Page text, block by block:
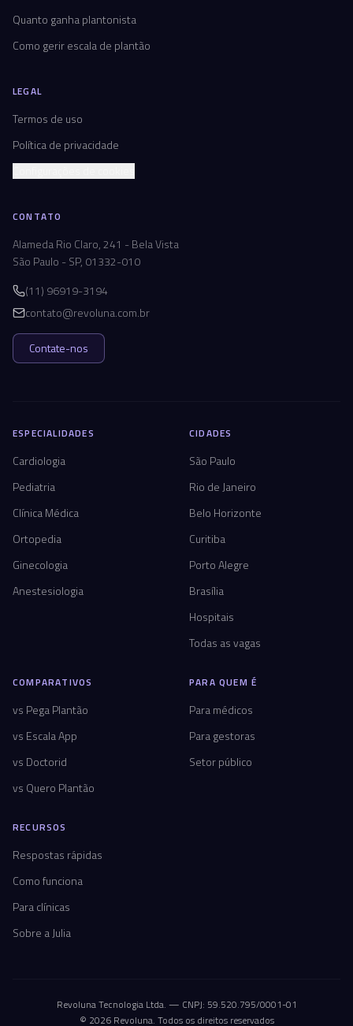
Quanto ganha plantonista
Como gerir escala de plantão
LEGAL
Termos de uso
Política de privacidade
CONTATO
Alameda Rio Claro, 241 - Bela Vista
São Paulo - SP, 01332-010
(11) 96919-3194
contato@revoluna.com.br
Contate-nos
ESPECIALIDADES
Cardiologia
Pediatria
Clínica Médica
Ortopedia
Ginecologia
Anestesiologia
CIDADES
São Paulo
Rio de Janeiro
Belo Horizonte
Curitiba
Porto Alegre
Brasília
Hospitais
Todas as vagas
COMPARATIVOS
vs Pega Plantão
vs Escala App
vs Doctorid
vs Quero Plantão
PARA QUEM É
Para médicos
Para gestoras
Setor público
RECURSOS
Respostas rápidas
Como funciona
Para clínicas
Sobre a Julia
Revoluna Tecnologia Ltda. — CNPJ: 59.520.795/0001-01
© 2026 Revoluna. Todos os direitos reservados